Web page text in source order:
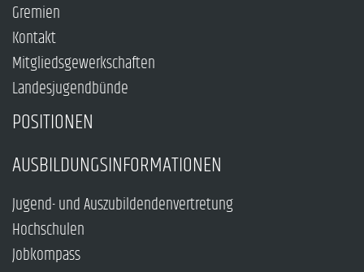
Gremien
Kontakt
Mitgliedsgewerkschaften
Landesjugendbünde
POSITIONEN
AUSBILDUNGSINFORMATIONEN
Jugend- und Auszubildendenvertretung
Hochschulen
Jobkompass